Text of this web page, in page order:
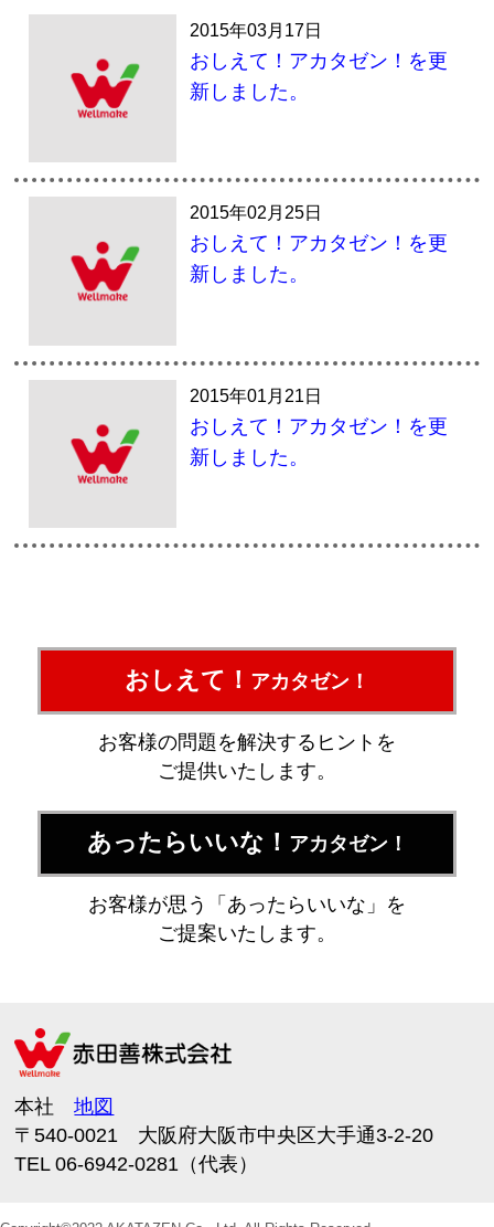
2015年03月17日
おしえて！アカタゼン！を更
新しました。
2015年02月25日
おしえて！アカタゼン！を更
新しました。
2015年01月21日
おしえて！アカタゼン！を更
新しました。
おしえて！ アカタゼン！
お客様の問題を解決するヒントを
ご提供いたします。
あったらいいな！ アカタゼン！
お客様が思う「あったらいいな」を
ご提案いたします。
本社地図
〒540-0021 大阪府大阪市中央区大手通3-2-20
TEL 06-6942-0281（代表）